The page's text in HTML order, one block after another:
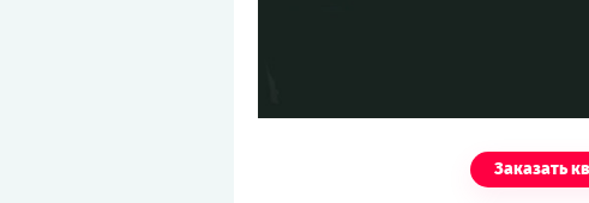
Заказать